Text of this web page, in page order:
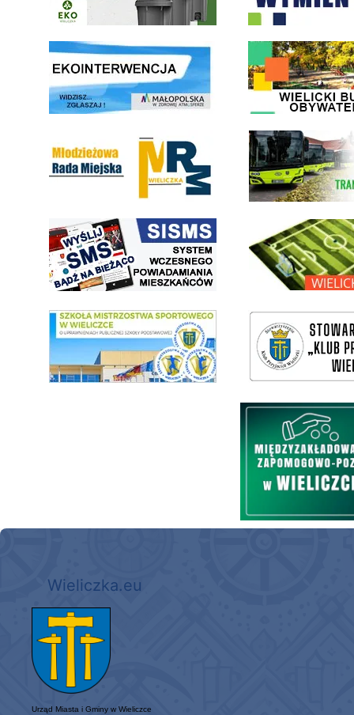
link do strony ekointerwencja dot.- powietrza link do strony - Wielicki
link do strony Wielickiej
link do strony systemu wczesnego ostrzegania mieszkańców SISMS
link do opisu projektu
link do SMS Wieliczka wieliczka-wieliczanie na bis
Międzyzakładowa Kasa
Wieliczka.eu
Urząd Miasta i Gminy w Wieliczce